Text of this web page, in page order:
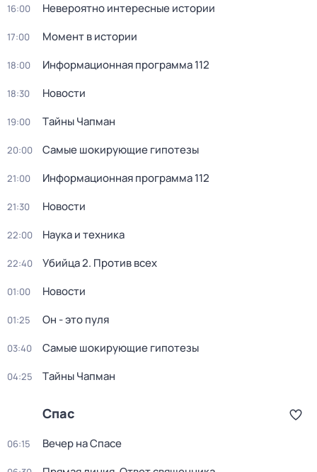
16:00 Невероятно интересные истории
17:00 Момент в истории
18:00 Информационная программа 112
18:30 Новости
19:00 Тaйны Чапман
20:00 Самые шoкиpующие гипотезы
21:00 Информационная программа 112
21:30 Новости
22:00 Наука и техника
22:40 Убийца 2. Против всех
01:00 Новости
01:25 Он - это пуля
03:40 Самые шoкиpующие гипотезы
04:25 Тaйны Чапман
Спас
06:15 Вечер на Спасе